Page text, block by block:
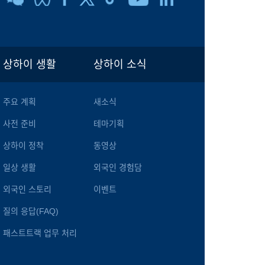
상하이 생활
주요 계획
사전 준비
상하이 정착
일상 생활
외국인 스토리
질의 응답(FAQ)
패스트트랙 업무 처리
상하이 소식
새소식
테마기획
동영상
외국인 경험담
이벤트